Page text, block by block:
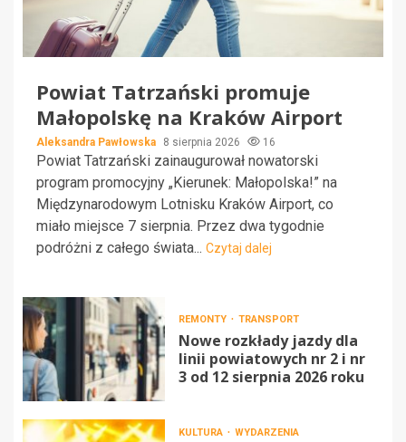
Powiat Tatrzański promuje
Małopolskę na Kraków Airport
Aleksandra Pawłowska 8 sierpnia 2026 16
Powiat Tatrzański zainaugurował nowatorski
program promocyjny „Kierunek: Małopolska!” na
Międzynarodowym Lotnisku Kraków Airport, co
miało miejsce 7 sierpnia. Przez dwa tygodnie
podróżni z całego świata... Czytaj dalej
REMONTY TRANSPORT
Nowe rozkłady jazdy dla
linii powiatowych nr 2 i nr
3 od 12 sierpnia 2026 roku
KULTURA WYDARZENIA